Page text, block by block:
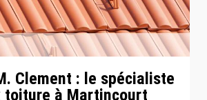
Clement : le spécialiste
toiture à Martincourt